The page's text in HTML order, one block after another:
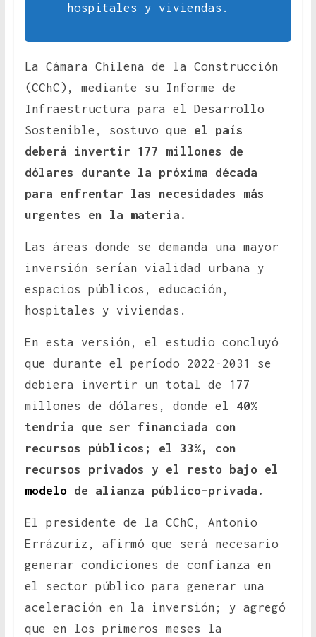
hospitales y viviendas.
La Cámara Chilena de la Construcción
(CChC), mediante su Informe de
Infraestructura para el Desarrollo
Sostenible, sostuvo que el país
deberá invertir 177 millones de
dólares durante la próxima década
para enfrentar las necesidades más
urgentes en la materia.
Las áreas donde se demanda una mayor
inversión serían vialidad urbana y
espacios públicos, educación,
hospitales y viviendas.
En esta versión, el estudio concluyó
que durante el período 2022-2031 se
debiera invertir un total de 177
millones de dólares, donde el 40%
tendría que ser financiada con
recursos públicos; el 33%, con
recursos privados y el resto bajo el
modelode alianza público-privada.
El presidente de la CChC, Antonio
Errázuriz, afirmó que será necesario
generar condiciones de confianza en
el sector público para generar una
aceleración en la inversión; y agregó
que en los primeros meses la